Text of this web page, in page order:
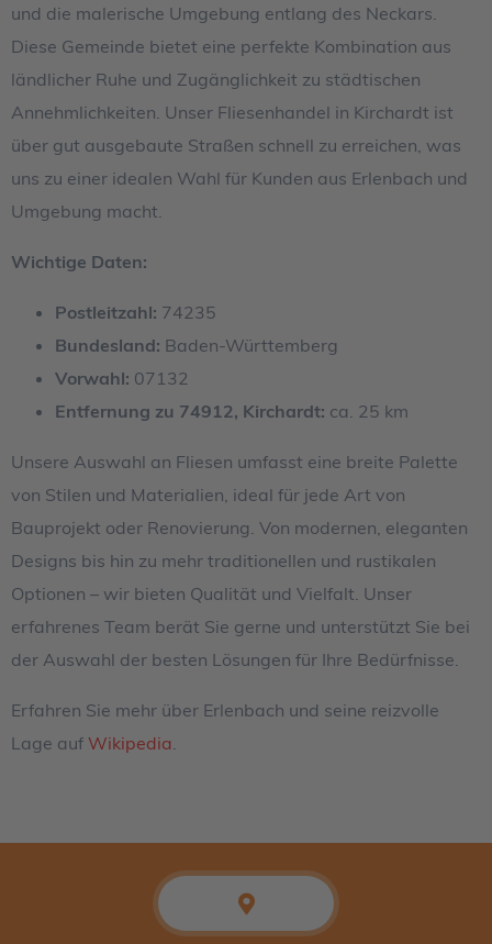
und die malerische Umgebung entlang des Neckars.
Diese Gemeinde bietet eine perfekte Kombination aus
ländlicher Ruhe und Zugänglichkeit zu städtischen
Annehmlichkeiten. Unser Fliesenhandel in Kirchardt ist
über gut ausgebaute Straßen schnell zu erreichen, was
uns zu einer idealen Wahl für Kunden aus Erlenbach und
Umgebung macht.
Wichtige Daten:
Postleitzahl: 74235
Bundesland: Baden-Württemberg
Vorwahl: 07132
Entfernung zu 74912, Kirchardt: ca. 25 km
Unsere Auswahl an Fliesen umfasst eine breite Palette
von Stilen und Materialien, ideal für jede Art von
Bauprojekt oder Renovierung. Von modernen, eleganten
Designs bis hin zu mehr traditionellen und rustikalen
Optionen – wir bieten Qualität und Vielfalt. Unser
erfahrenes Team berät Sie gerne und unterstützt Sie bei
der Auswahl der besten Lösungen für Ihre Bedürfnisse.
Erfahren Sie mehr über Erlenbach und seine reizvolle
Lage auf Wikipedia